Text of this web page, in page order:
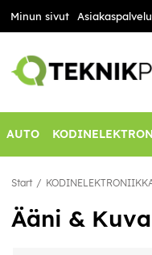
Minun sivut Asiakaspalvelu
AUTO
Start
Ääni & Kuva